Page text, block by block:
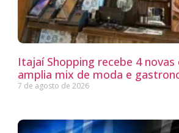
Itajaí Shopping recebe 4 novas
amplia mix de moda e
7 de agosto de 2026